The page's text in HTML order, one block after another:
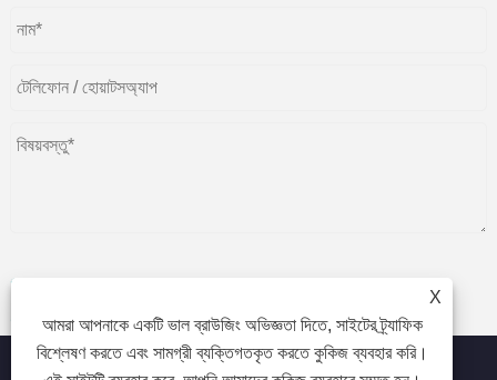
X
আমরা আপনাকে একটি ভাল ব্রাউজিং অভিজ্ঞতা দিতে, সাইটের ট্র্যাফিক
বিশ্লেষণ করতে এবং সামগ্রী ব্যক্তিগতকৃত করতে কুকিজ ব্যবহার করি।